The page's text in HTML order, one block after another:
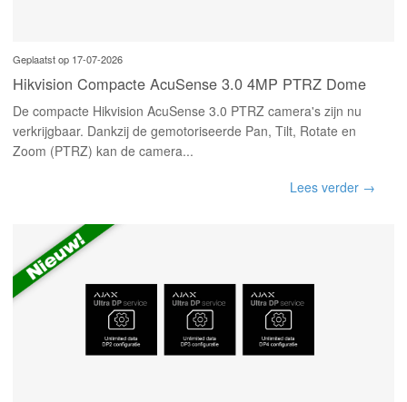
Geplaatst op 17-07-2026
Hikvision Compacte AcuSense 3.0 4MP PTRZ Dome
De compacte Hikvision AcuSense 3.0 PTRZ camera's zijn nu
verkrijgbaar. Dankzij de gemotoriseerde Pan, Tilt, Rotate en
Zoom (PTRZ) kan de camera...
Lees verder →